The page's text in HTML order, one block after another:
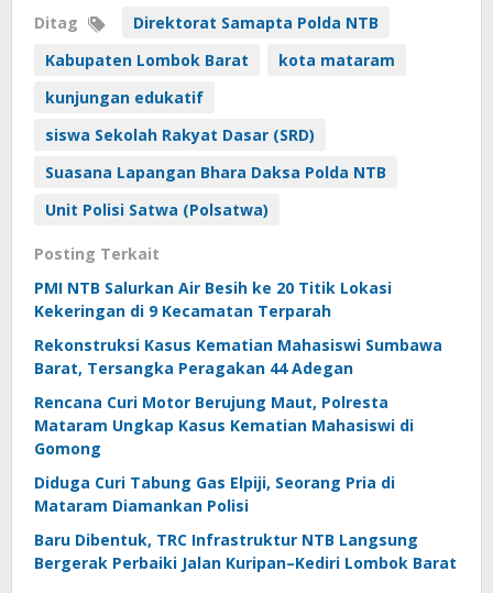
Ditag
Direktorat Samapta Polda NTB
Kabupaten Lombok Barat
kota mataram
kunjungan edukatif
siswa Sekolah Rakyat Dasar (SRD)
Suasana Lapangan Bhara Daksa Polda NTB
Unit Polisi Satwa (Polsatwa)
Posting Terkait
PMI NTB Salurkan Air Besih ke 20 Titik Lokasi
Kekeringan di 9 Kecamatan Terparah
Rekonstruksi Kasus Kematian Mahasiswi Sumbawa
Barat, Tersangka Peragakan 44 Adegan
Rencana Curi Motor Berujung Maut, Polresta
Mataram Ungkap Kasus Kematian Mahasiswi di
Gomong
Diduga Curi Tabung Gas Elpiji, Seorang Pria di
Mataram Diamankan Polisi
Baru Dibentuk, TRC Infrastruktur NTB Langsung
Bergerak Perbaiki Jalan Kuripan–Kediri Lombok Barat